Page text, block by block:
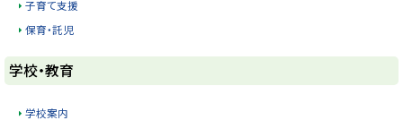
子育て支援
保育・託児
ト
ッ
プ
学校・教育
学校案内